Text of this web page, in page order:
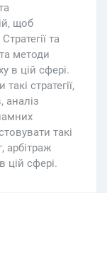
щоб
та
методи
в цій сфері.
стратегії,
аналіз
такі
арбітраж
цій сфері.